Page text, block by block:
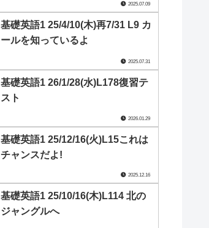
2025.07.09
基礎英語1 25/4/10(木)再7/31 L9 カ
ールを知っているよ
2025.07.31
基礎英語1 26/1/28(水)L178復習テ
スト
2026.01.29
基礎英語1 25/12/16(火)L15これは
チャンスだよ!
2025.12.16
基礎英語1 25/10/16(木)L114 北の
ジャングルへ